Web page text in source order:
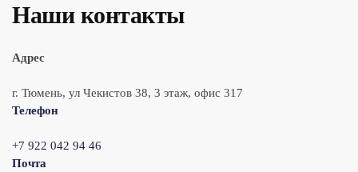
Наши контакты
Адрес
г. Тюмень, ул Чекистов 38, 3 этаж, офис 317
Телефон
+7 922 042 94 46
Почта